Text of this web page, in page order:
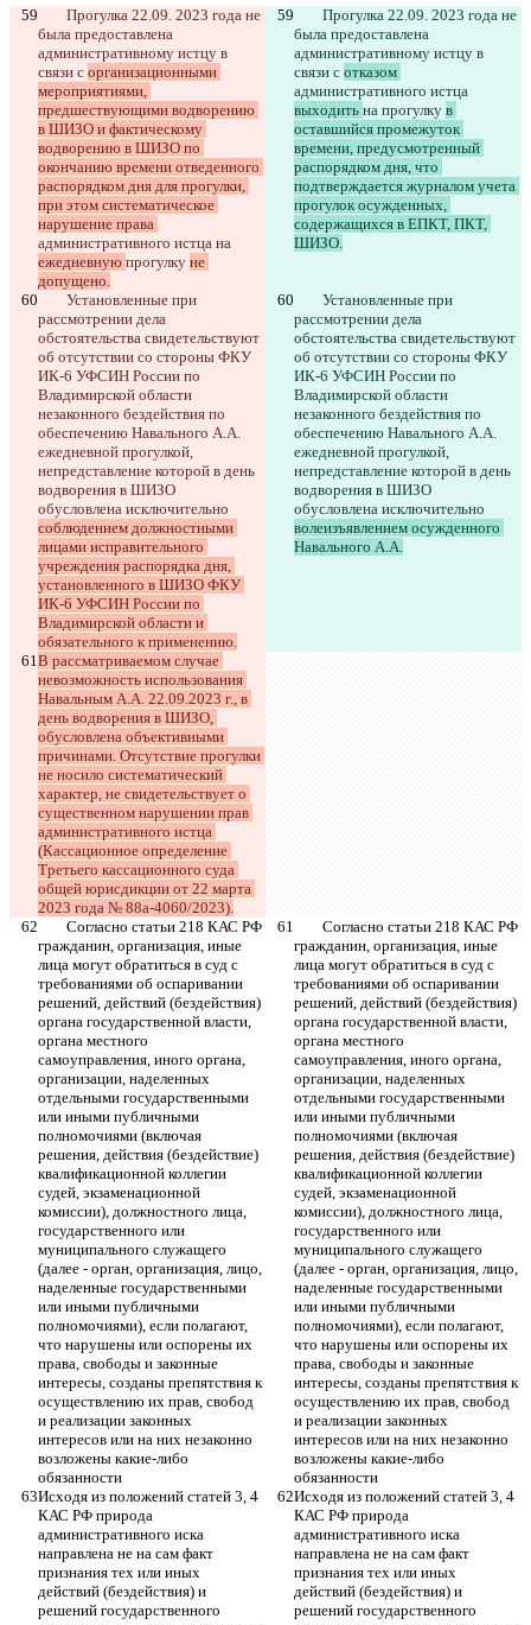
была предоставлена
административному истцу в
связи с организационными
мероприятиями,
предшествующими водворению
в ШИЗО и фактическому
водворению в ШИЗО по
окончанию времени отведенного
распорядком дня для прогулки,
при этом систематическое
нарушение права
административного истца на
ежедневную прогулку не
допущено.
была предоставлена
административному истцу в
связи с отказом
административного истца
выходить на прогулку в
оставшийся промежуток
времени, предусмотренный
распорядком дня, что
подтверждается журналом учета
прогулок осужденных,
содержащихся в ЕПКТ, ПКТ,
ШИЗО.
рассмотрении дела
обстоятельства свидетельствуют
об отсутствии со стороны ФКУ
ИК-6 УФСИН России по
Владимирской области
незаконного бездействия по
обеспечению Навального А.А.
ежедневной прогулкой,
непредставление которой в день
водворения в ШИЗО
обусловлена исключительно
соблюдением должностными
лицами исправительного
учреждения распорядка дня,
установленного в ШИЗО ФКУ
ИК-6 УФСИН России по
Владимирской области и
обязательного к применению.
рассмотрении дела
обстоятельства свидетельствуют
об отсутствии со стороны ФКУ
ИК-6 УФСИН России по
Владимирской области
незаконного бездействия по
обеспечению Навального А.А.
ежедневной прогулкой,
непредставление которой в день
водворения в ШИЗО
обусловлена исключительно
волеизъявлением осужденного
Навального А.А.
В рассматриваемом случае
невозможность использования
Навальным А.А. 22.09.2023 г., в
день водворения в ШИЗО,
обусловлена объективными
причинами. Отсутствие прогулки
не носило систематический
характер, не свидетельствует о
существенном нарушении прав
административного истца
(Кассационное определение
Третьего кассационного суда
общей юрисдикции от 22 марта
2023 года № 88а-4060/2023).
гражданин, организация, иные
лица могут обратиться в суд с
требованиями об оспаривании
решений, действий (бездействия)
органа государственной власти,
органа местного
самоуправления, иного органа,
организации, наделенных
отдельными государственными
или иными публичными
полномочиями (включая
решения, действия (бездействие)
квалификационной коллегии
судей, экзаменационной
комиссии), должностного лица,
государственного или
муниципального служащего
(далее - орган, организация, лицо,
наделенные государственными
или иными публичными
полномочиями), если полагают,
что нарушены или оспорены их
права, свободы и законные
интересы, созданы препятствия к
осуществлению их прав, свобод
и реализации законных
интересов или на них незаконно
возложены какие-либо
обязанности
гражданин, организация, иные
лица могут обратиться в суд с
требованиями об оспаривании
решений, действий (бездействия)
органа государственной власти,
органа местного
самоуправления, иного органа,
организации, наделенных
отдельными государственными
или иными публичными
полномочиями (включая
решения, действия (бездействие)
квалификационной коллегии
судей, экзаменационной
комиссии), должностного лица,
государственного или
муниципального служащего
(далее - орган, организация, лицо,
наделенные государственными
или иными публичными
полномочиями), если полагают,
что нарушены или оспорены их
права, свободы и законные
интересы, созданы препятствия к
осуществлению их прав, свобод
и реализации законных
интересов или на них незаконно
возложены какие-либо
обязанности
Исходя из положений статей 3, 4
КАС РФ природа
административного иска
направлена не на сам факт
признания тех или иных
действий (бездействия) и
решений государственного
Исходя из положений статей 3, 4
КАС РФ природа
административного иска
направлена не на сам факт
признания тех или иных
действий (бездействия) и
решений государственного